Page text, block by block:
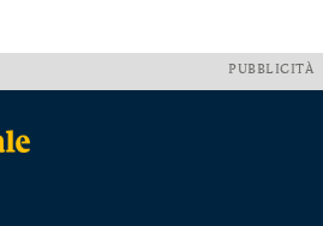
PUBBLICITÀ